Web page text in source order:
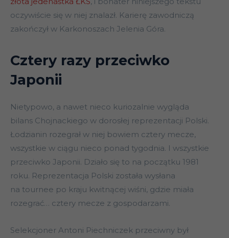
oczywiście się w niej znalazł. Karierę zawodniczą
zakończył w Karkonoszach Jelenia Góra.
Cztery razy przeciwko
Japonii
Nietypowo, a nawet nieco kuriozalnie wygląda
bilans Chojnackiego w dorosłej reprezentacji Polski.
Łodzianin rozegrał w niej bowiem cztery mecze,
wszystkie w ciągu nieco ponad tygodnia. I wszystkie
przeciwko Japonii. Działo się to na początku 1981
roku. Reprezentacja Polski została wysłana
na tournee po kraju kwitnącej wiśni, gdzie miała
rozegrać… cztery mecze z gospodarzami.
Selekcjoner Antoni Piechniczek przeciwny był